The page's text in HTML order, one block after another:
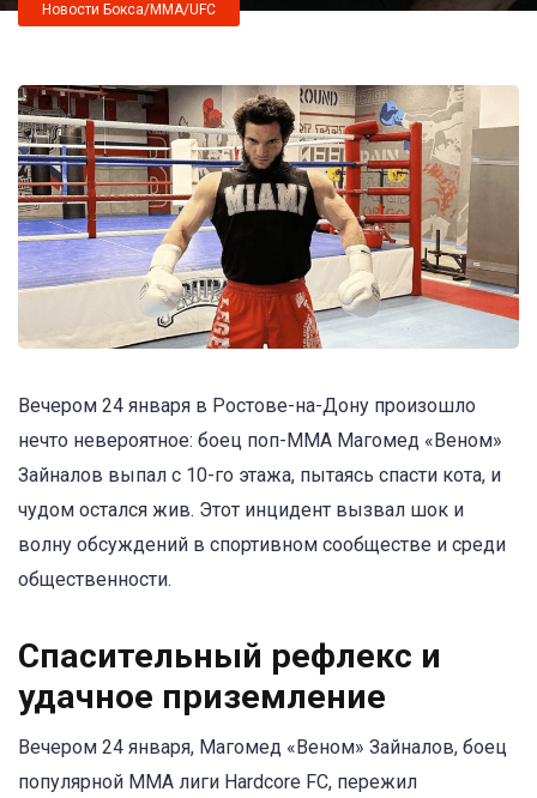
Новости Бокса/MMA/UFC
Вечером 24 января в Ростове-на-Дону произошло
нечто невероятное: боец поп-MMA Магомед «Веном»
Зайналов выпал с 10-го этажа, пытаясь спасти кота, и
чудом остался жив. Этот инцидент вызвал шок и
волну обсуждений в спортивном сообществе и среди
общественности.
Спасительный рефлекс и
удачное приземление
Вечером 24 января, Магомед «Веном» Зайналов, боец
популярной MMA лиги Hardcore FC, пережил